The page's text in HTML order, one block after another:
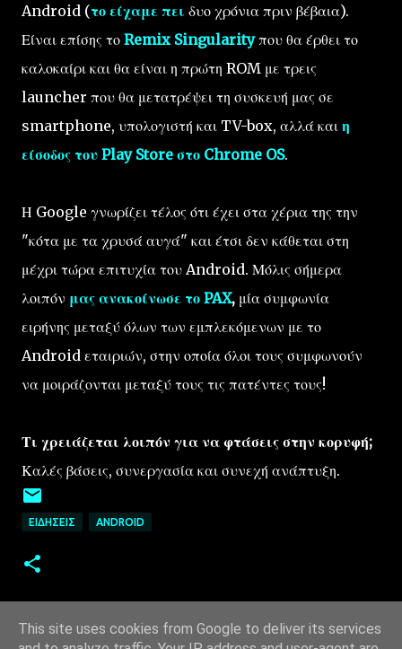
Android (το είχαμε πει δυο χρόνια πριν βέβαια).
Είναι επίσης το Remix Singularityπου θα έρθει το
καλοκαίρι και θα είναι η πρώτη ROM με τρεις
launcher που θα μετατρέψει τη συσκευή μας σε
smartphone, υπολογιστή και TV-box, αλλά και η
είσοδος του Play Store στο Chrome OS.
Η Google γνωρίζει τέλος ότι έχει στα χέρια της την
"κότα με τα χρυσά αυγά" και έτσι δεν κάθεται στη
μέχρι τώρα επιτυχία του Android. Μόλις σήμερα
λοιπόν μας ανακοίνωσε το PAX, μία συμφωνία
ειρήνης μεταξύ όλων των εμπλεκόμενων με το
Android εταιριών, στην οποία όλοι τους συμφωνούν
να μοιράζονται μεταξύ τους τις πατέντες τους!
Τι χρειάζεται λοιπόν για να φτάσεις στην κορυφή;
Καλές βάσεις, συνεργασία και συνεχή ανάπτυξη.
ΕΙΔΉΣΕΙΣ ANDROID
This site uses cookies from Google to deliver its services